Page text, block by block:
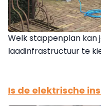
Welk stappenplan kan
laadinfrastructuur te
Is de elektrische